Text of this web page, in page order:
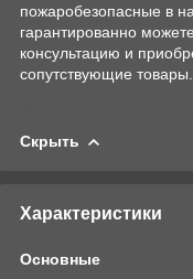
пожаробезопасные в
гарантированно
консультацию и
сопутствующие товары.
Скрыть
Характеристики
Основные